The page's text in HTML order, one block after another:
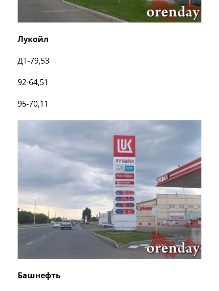
Лукойл
ДТ-79,53
92-64,51
95-70,11
Башнефть